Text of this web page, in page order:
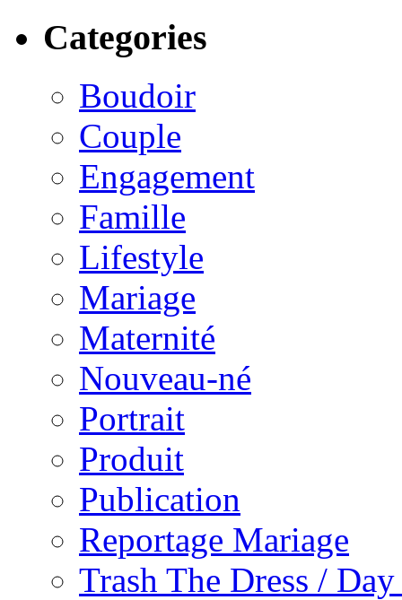
Categories
Boudoir
Couple
Engagement
Famille
Lifestyle
Mariage
Maternité
Nouveau-né
Portrait
Produit
Publication
Reportage Mariage
Trash The Dress /